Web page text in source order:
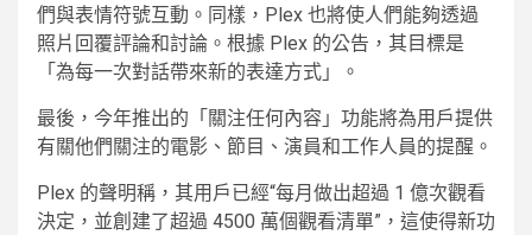
們與表情符號互動。同樣，Plex 也將使人們能夠透過
照片回覆評論和討論。根據 Plex 的公告，其目標是
「為每一次對話帶來新的表達方式」。
最後，今年推出的「關注任何內容」功能將為用戶提供
有關他們關注的電影、節目、演員和工作人​​員的提醒。
Plex 的聲明稱，其用戶已經“每月做出超過 1 億次觀看
決定​​，並創建了超過 4500 萬個觀看清單”，這使得新功